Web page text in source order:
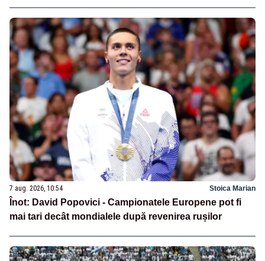
7 aug. 2026, 10:54 Stoica Marian
Înot: David Popovici - Campionatele Europene pot fi
mai tari decât mondialele după revenirea rușilor